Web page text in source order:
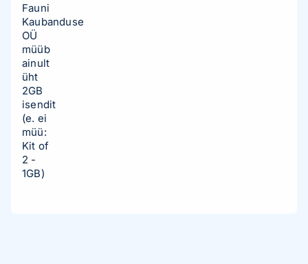
Fauni
Kaubanduse
OÜ
müüb
ainult
üht
2GB
isendit
(e. ei
müü:
Kit of
2 -
1GB)